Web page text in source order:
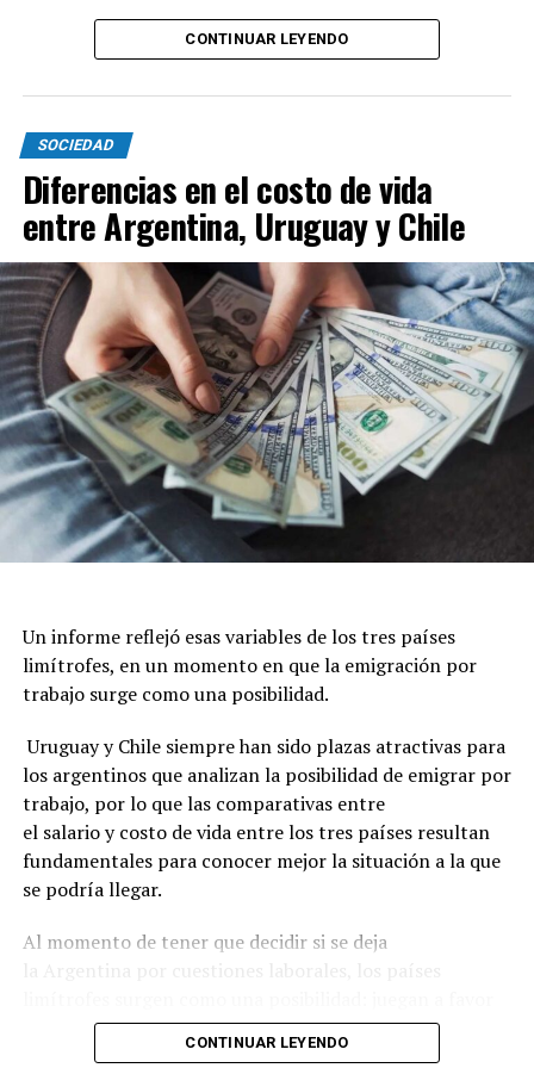
CONTINUAR LEYENDO
SOCIEDAD
Diferencias en el costo de vida
entre Argentina, Uruguay y Chile
Un informe reflejó esas variables de los tres países
limítrofes, en un momento en que la emigración por
trabajo surge como una posibilidad.
Uruguay y Chile siempre han sido plazas atractivas para
los argentinos que analizan la posibilidad de emigrar por
trabajo, por lo que las comparativas entre
el salario y costo de vida entre los tres países resultan
fundamentales para conocer mejor la situación a la que
se podría llegar.
Al momento de tener que decidir si se deja
la cercanía geográfica, el idioma compartido,
la estabilidad económica y los indicadores de seguridad
CONTINUAR LEYENDO